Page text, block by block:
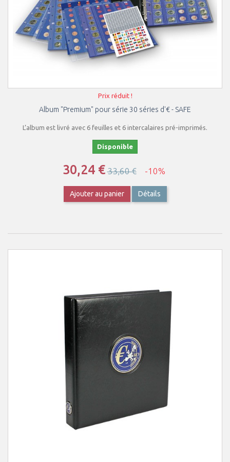
Prix réduit !
Album "Premium" pour série 30 séries d'€ - SAFE
L’album est livré avec 6 feuilles et 6 intercalaires pré-imprimés.
Disponible
30,24 €33,60 € -10%
Ajouter au panier Détails